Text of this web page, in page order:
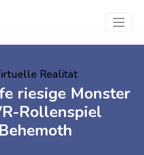
Realität
riesige Monster
Rollenspiel
Behemoth